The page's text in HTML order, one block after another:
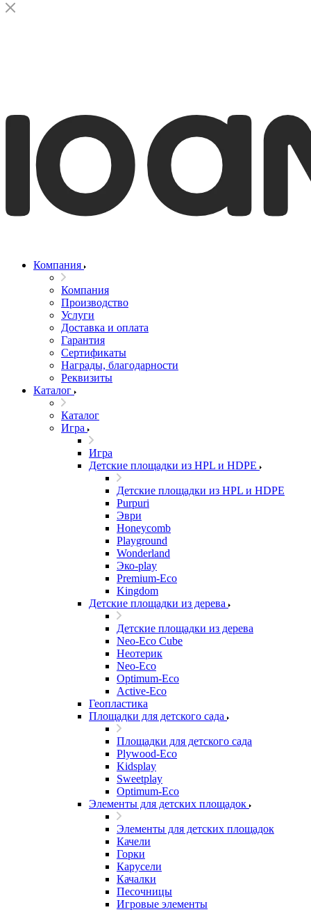
Компания
Компания
Производство
Услуги
Доставка и оплата
Гарантия
Сертификаты
Награды, благодарности
Реквизиты
Каталог
Каталог
Игра
Игра
Детские площадки из HPL и HDPE
Детские площадки из HPL и HDPE
Purpuri
Эври
Honeycomb
Playground
Wonderland
Эко-play
Premium-Eco
Kingdom
Детские площадки из дерева
Детские площадки из дерева
Neo-Eco Cube
Неотерик
Neo-Eco
Оptimum-Еco
Active-Eco
Геопластика
Площадки для детского сада
Площадки для детского сада
Plywood-Eco
Kidsplay
Sweetplay
Оptimum-Еco
Элементы для детских площадок
Элементы для детских площадок
Качели
Горки
Карусели
Качалки
Песочницы
Игровые элементы